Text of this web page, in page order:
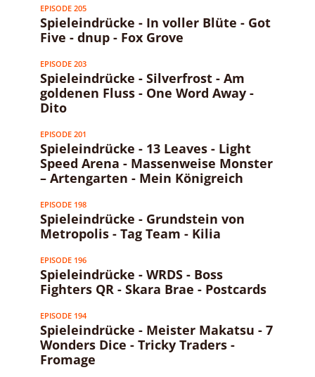
EPISODE 205
Spieleindrücke - In voller Blüte - Got
Five - dnup - Fox Grove
EPISODE 203
Spieleindrücke - Silverfrost - Am
goldenen Fluss - One Word Away -
Dito
EPISODE 201
Spieleindrücke - 13 Leaves - Light
Speed Arena - Massenweise Monster
– Artengarten - Mein Königreich
EPISODE 198
Spieleindrücke - Grundstein von
Metropolis - Tag Team - Kilia
EPISODE 196
Spieleindrücke - WRDS - Boss
Fighters QR - Skara Brae - Postcards
EPISODE 194
Spieleindrücke - Meister Makatsu - 7
Wonders Dice - Tricky Traders -
Fromage